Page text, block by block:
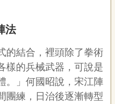
法
的結合，裡頭除了拳術
樣的兵械武器，可說是
。」何國昭說，宋江陣
團練，日治後逐漸轉型